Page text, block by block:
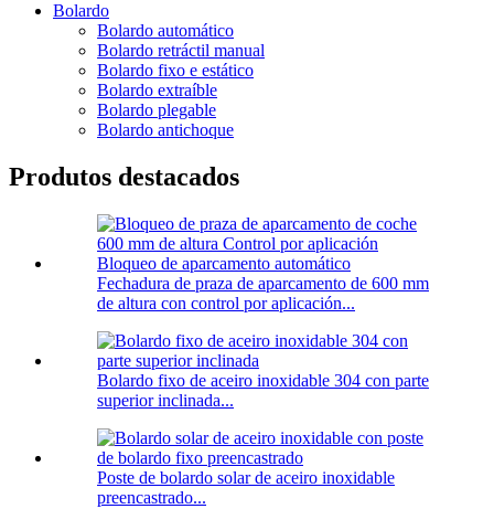
Bolardo
Bolardo automático
Bolardo retráctil manual
Bolardo fixo e estático
Bolardo extraíble
Bolardo plegable
Bolardo antichoque
Produtos destacados
Fechadura de praza de aparcamento de 600 mm
de altura con control por aplicación...
Bolardo fixo de aceiro inoxidable 304 con parte
superior inclinada...
Poste de bolardo solar de aceiro inoxidable
preencastrado...